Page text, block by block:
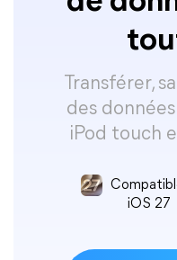
Transférer,
des
iPod touch
iOS 27